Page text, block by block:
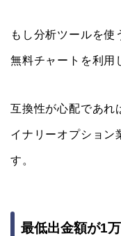
もし分析ツールを
無料チャートを利用
互換性が心配であれ
イナリーオプション
す。
最低出金額が1